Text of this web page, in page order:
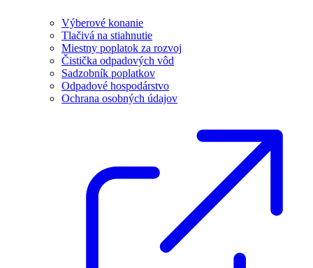
Výberové konanie
Tlačivá na stiahnutie
Miestny poplatok za rozvoj
Čistička odpadových vôd
Sadzobník poplatkov
Odpadové hospodárstvo
Ochrana osobných údajov